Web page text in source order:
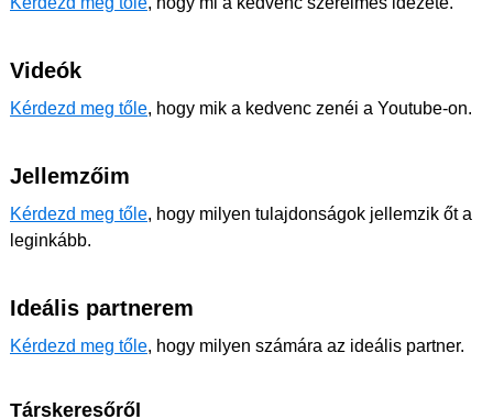
Videók
Kérdezd meg tőle, hogy mik a kedvenc zenéi a Youtube-on.
Jellemzőim
Kérdezd meg tőle, hogy milyen tulajdonságok jellemzik őt a
leginkább.
Ideális partnerem
Kérdezd meg tőle, hogy milyen számára az ideális partner.
Társkeresőről